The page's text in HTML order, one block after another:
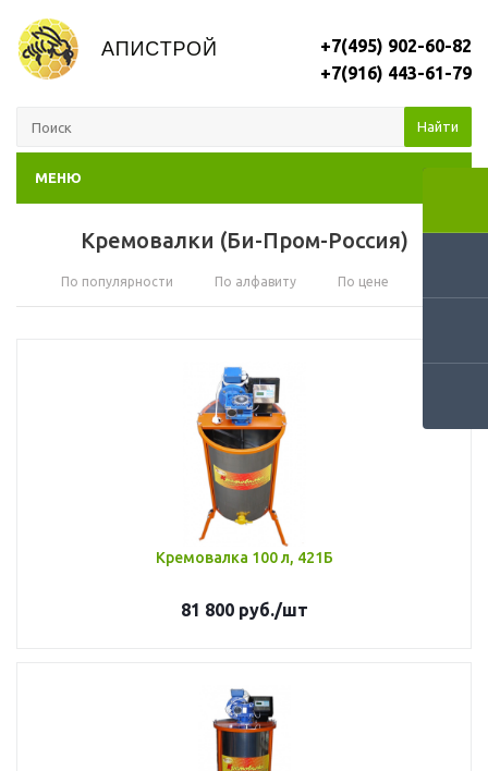
+7(495) 902-60-82
+7(916) 443-61-79
Найти
МЕНЮ
Кремовалки (Би-Пром-Россия)
По популярности По алфавиту По цене
Кремовалка 100 л, 421Б
81 800 руб./шт